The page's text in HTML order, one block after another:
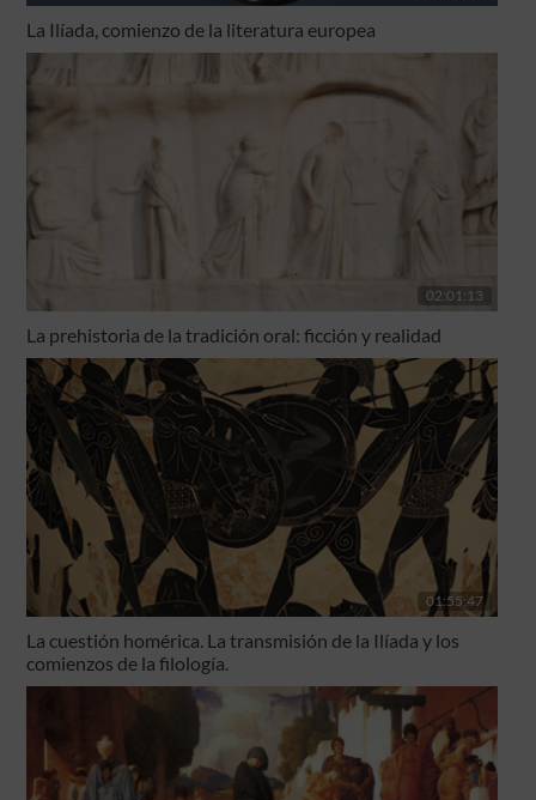
La Ilíada, comienzo de la literatura europea
02:01:13
La prehistoria de la tradición oral: ficción y realidad
01:55:47
La cuestión homérica. La transmisión de la Ilíada y los
comienzos de la filología.